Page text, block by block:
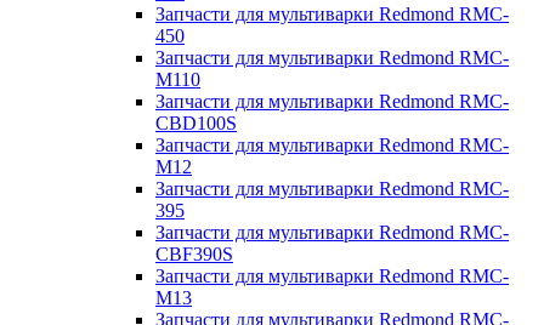
Запчасти для мультиварки Redmond RMC-
450
Запчасти для мультиварки Redmond RMC-
M110
Запчасти для мультиварки Redmond RMC-
CBD100S
Запчасти для мультиварки Redmond RMC-
M12
Запчасти для мультиварки Redmond RMC-
395
Запчасти для мультиварки Redmond RMC-
CBF390S
Запчасти для мультиварки Redmond RMC-
M13
Запчасти для мультиварки Redmond RMC-